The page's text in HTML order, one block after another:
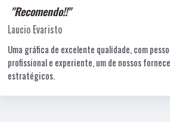
"Recomendo!!"
Laucio Evaristo
Uma gráfica de excelente qualidade, com
profissional e experiente, um de nossos
estratégicos.